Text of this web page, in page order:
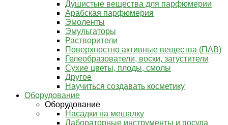
Душистые вещества для парфюмерии
Арабская парфюмерия
Эмоленты
Эмульгаторы
Растворители
Поверхностно активные вещества (ПАВ)
Гелеобразователи, воски, загустители
Сухие цветы, плоды, смолы
Другое
Научиться создавать косметику
Оборудование
Оборудование
Насадки на мешалку
Лабораторные инструменты и посуда